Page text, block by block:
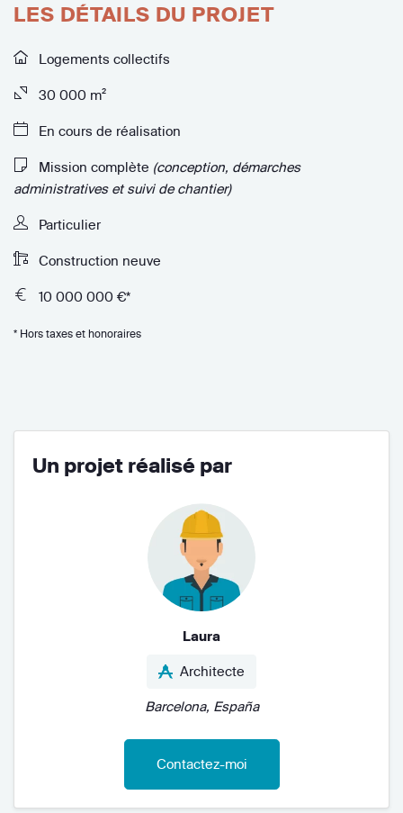
LES DÉTAILS DU PROJET
Logements collectifs
30 000 m²
En cours de réalisation
Mission complète (conception, démarches
administratives et suivi de chantier)
Particulier
Construction neuve
10 000 000 €*
* Hors taxes et honoraires
Un projet réalisé par
Laura
Architecte
Barcelona, España
Contactez-moi